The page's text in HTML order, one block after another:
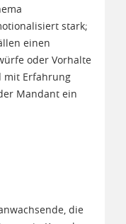
stark;
einen
oder Vorhalte
mit Erfahrung
Mandant ein
die